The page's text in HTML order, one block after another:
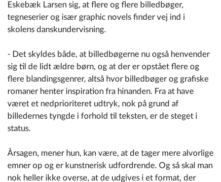
Eskebæk Larsen sig, at flere og flere billedbøger,
tegneserier og især graphic novels finder vej ind i
skolens danskundervisning.
- Det skyldes både, at billedbøgerne nu også henvender
sig til de lidt ældre børn, og at der er opstået flere og
flere blandingsgenrer, altså hvor billedbøger og grafiske
romaner henter inspiration fra hinanden. Fra at have
været et nedprioriteret udtryk, nok på grund af
billedernes tyngde i forhold til teksten, er de steget i
status.
Årsagen, mener hun, kan være, at de tager mere alvorlige
emner op og er kunstnerisk udfordrende. Og så skal man
nok heller ikke overse, at de udgives i et format, der